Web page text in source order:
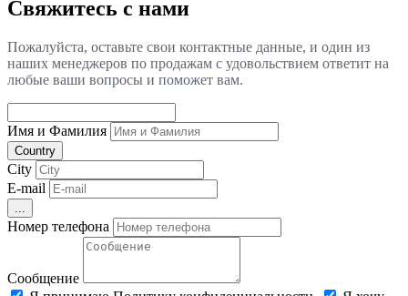
Свяжитесь с нами
Пожалуйста, оставьте свои контактные данные, и один из
наших менеджеров по продажам с удовольствием ответит на
любые ваши вопросы и поможет вам.
Имя и Фамилия
Country
City
E-mail
...
Номер телефона
Сообщение